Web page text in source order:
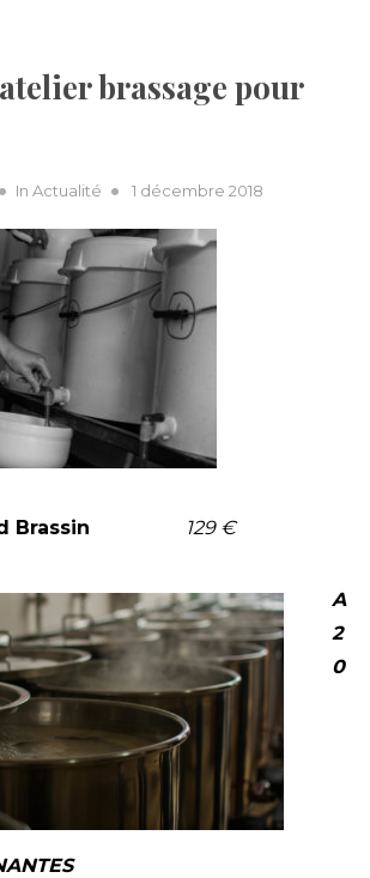
brassage pour
In Actualité
Posted
1 décembre 2018
Brassin 129 €
A
2
0